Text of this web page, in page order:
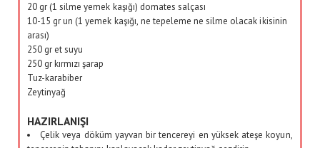
20 gr (1 silme yemek kaşığı) domates salçası
10-15 gr un (1 yemek kaşığı, ne tepeleme ne silme olacak ikisinin
arası)
250 gr et suyu
250 gr kırmızı şarap
Tuz-karabiber
Zeytinyağ
HAZIRLANIŞI
Çelik veya döküm yayvan bir tencereyi en yüksek ateşe koyun,